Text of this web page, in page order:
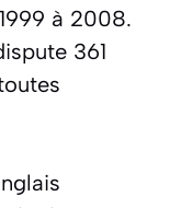
à 2008.
361